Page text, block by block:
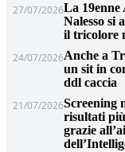
27/07/2026La 19enne
Nalesso si
il tricolore
24/07/2026Anche a
un sit in
ddl caccia
21/07/2026Screening
risultati
grazie